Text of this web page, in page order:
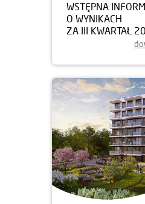
WSTĘPNA
O WYNIKACH
ZA III KWARTAŁ